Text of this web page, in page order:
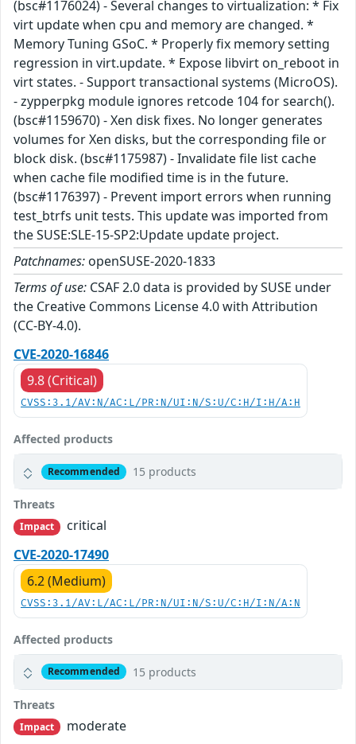
(bsc#1176024) - Several changes to virtualization: * Fix
virt update when cpu and memory are changed. *
Memory Tuning GSoC. * Properly fix memory setting
regression in virt.update. * Expose libvirt on_reboot in
virt states. - Support transactional systems (MicroOS).
- zypperpkg module ignores retcode 104 for search().
(bsc#1159670) - Xen disk fixes. No longer generates
volumes for Xen disks, but the corresponding file or
block disk. (bsc#1175987) - Invalidate file list cache
when cache file modified time is in the future.
(bsc#1176397) - Prevent import errors when running
test_btrfs unit tests. This update was imported from
the SUSE:SLE-15-SP2:Update update project.
Patchnames: openSUSE-2020-1833
Terms of use: CSAF 2.0 data is provided by SUSE under
the Creative Commons License 4.0 with Attribution
(CC-BY-4.0).
CVE-2020-16846
9.8 (Critical)
CVSS:3.1/AV:N/AC:L/PR:N/UI:N/S:U/C:H/I:H/A:H
Affected products
Recommended 15 products
Threats
Impact
critical
CVE-2020-17490
6.2 (Medium)
CVSS:3.1/AV:L/AC:L/PR:N/UI:N/S:U/C:H/I:N/A:N
Affected products
Recommended 15 products
Threats
Impact
moderate